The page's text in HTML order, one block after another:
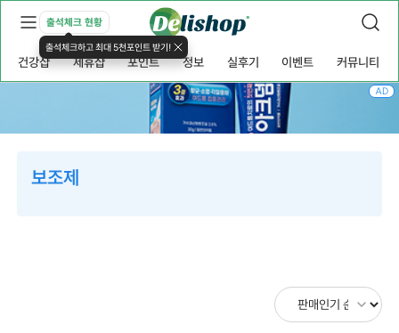
출석체크 현황
출석체크하고 최대 5천포인트 받기!
건강샵 제휴샵 포인트 정보 실후기 이벤트 커뮤니티
보조제
AD